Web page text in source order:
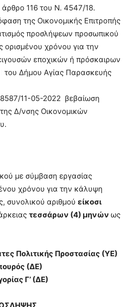
άρθρο 116 του Ν. 4547/18.
της Οικονομικής Επιτροπής
προσλήψεων προσωπικού
ορισμένου χρόνου για την
εποχικών ή πρόσκαιρων
Δήμου Αγίας Παρασκευής
8587/11-05-2022 βεβαίωση
Δ/νσης Οικονομικών
με σύμβαση εργασίας
χρόνου για την κάλυψη
συνολικού αριθμού είκοσι
τεσσάρων (4) μηνών ως
Πολιτικής Προστασίας (ΥΕ)
(ΔΕ)
Γ’ (ΔΕ)